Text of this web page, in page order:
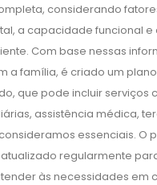
considerando
a capacidade funcional e
Com base nessas
a família, é criado um
que pode incluir serviços
assistência médica,
essenciais. O
regularmente
às necessidades em